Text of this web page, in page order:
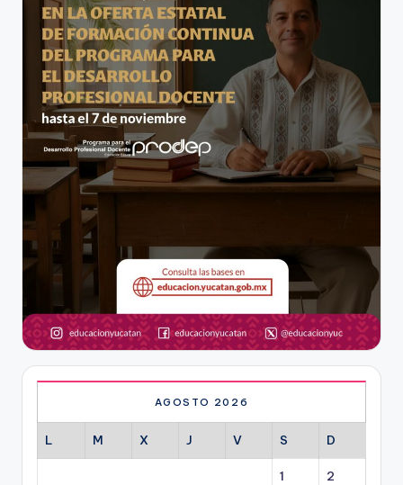
AGOSTO 2026
L M X J V S D
1 2